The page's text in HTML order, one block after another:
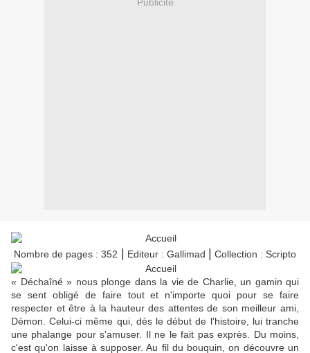
Nombre de pages : 352 Editeur : Gallimad Collection : Scripto
« Déchaîné » nous plonge dans la vie de Charlie, un gamin qui
se sent obligé de faire tout et n'importe quoi pour se faire
respecter et être à la hauteur des attentes de son meilleur ami,
Démon. Celui-ci même qui, dès le début de l'histoire, lui tranche
une phalange pour s'amuser. Il ne le fait pas exprès. Du moins,
c'est qu'on laisse à supposer. Au fil du bouquin, on découvre un